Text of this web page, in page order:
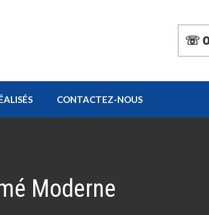
☏
CONTACTEZ-NOUS
Moderne